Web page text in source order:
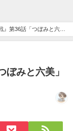
』第36話「つぼみと六
ぼみと六美」